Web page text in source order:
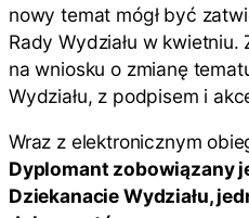
nowy temat mógł być
Rady Wydziału w kwietniu.
na wniosku o zmianę
Wydziału, z podpisem i
Wraz z elektronicznym
Dyplomant zobowiązany
Dziekanacie Wydziału,